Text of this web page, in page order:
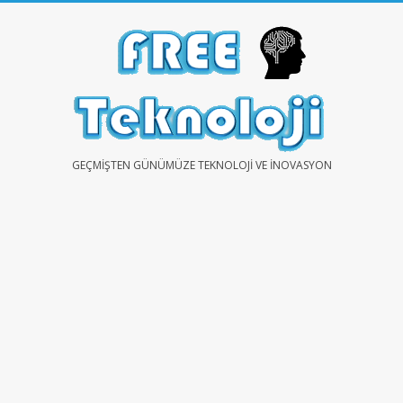
FREEGEÇMIŞTEN GÜNÜMÜZE TEKNOLOJI VE İNOVASYON